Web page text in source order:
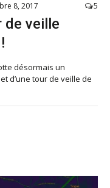
8, 2017 5
de veille
désormais un
d’une tour de veille de